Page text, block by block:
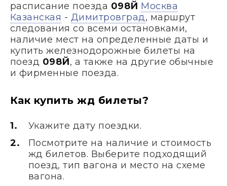
расписание поезда 098Й Москва
Казанская - Димитровград, маршрут
следования со всеми остановками,
наличие мест на определенные даты и
купить железнодорожные билеты на
поезд 098Й, а также на другие обычные
и фирменные поезда.
Как купить жд билеты?
Укажите дату поездки.
Посмотрите на наличие и стоимость
жд билетов. Выберите подходящий
поезд, тип вагона и место на схеме
вагона.